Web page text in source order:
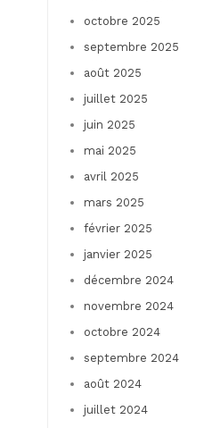
octobre 2025
septembre 2025
août 2025
juillet 2025
juin 2025
mai 2025
avril 2025
mars 2025
février 2025
janvier 2025
décembre 2024
novembre 2024
octobre 2024
septembre 2024
août 2024
juillet 2024